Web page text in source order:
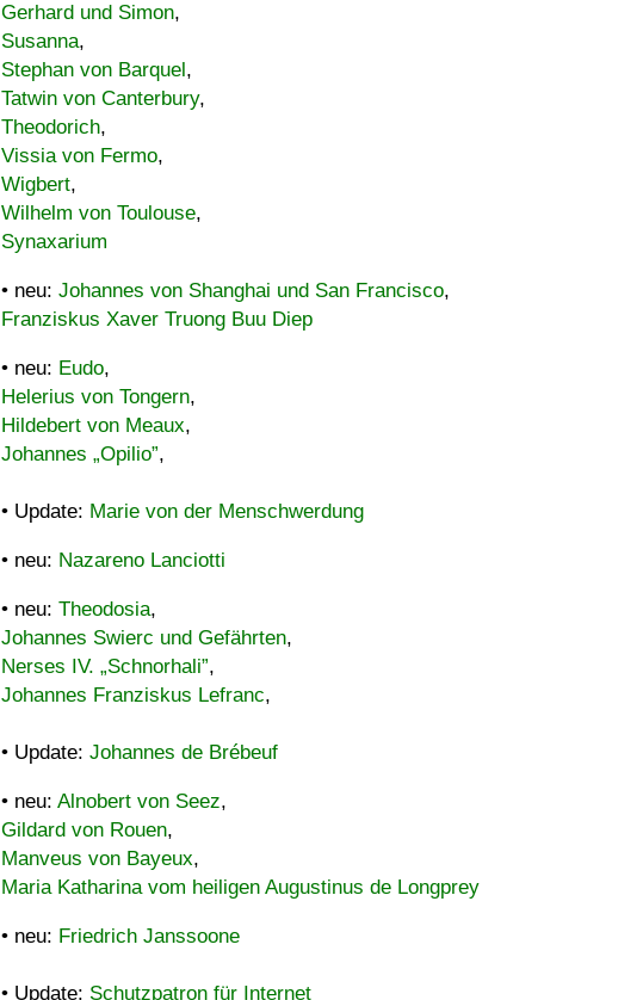
Gerhard und Simon,
Susanna,
Stephan von Barquel,
Tatwin von Canterbury,
Theodorich,
Vissia von Fermo,
Wigbert,
Wilhelm von Toulouse,
Synaxarium
• neu: Johannes von Shanghai und San Francisco,
Franziskus Xaver Truong Buu Diep
• neu: Eudo,
Helerius von Tongern,
Hildebert von Meaux,
Johannes „Opilio”,
• Update: Marie von der Menschwerdung
• neu: Nazareno Lanciotti
• neu: Theodosia,
Johannes Swierc und Gefährten,
Nerses IV. „Schnorhali”,
Johannes Franziskus Lefranc,
• Update: Johannes de Brébeuf
• neu: Alnobert von Seez,
Gildard von Rouen,
Manveus von Bayeux,
Maria Katharina vom heiligen Augustinus de Longprey
• neu: Friedrich Janssoone
• Update: Schutzpatron für Internet